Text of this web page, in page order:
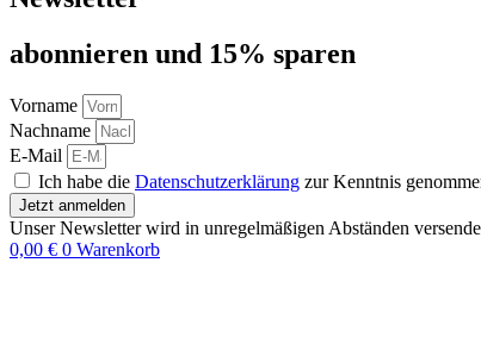
abon­nie­ren und 15% sparen
Vorname
Nachname
E-Mail
Ich habe die Datenschutzerklärung zur Kenntnis
Jetzt anmelden
Unser Newsletter wird in unregelmäßigen Abständen
0,00 € 0 Warenkorb